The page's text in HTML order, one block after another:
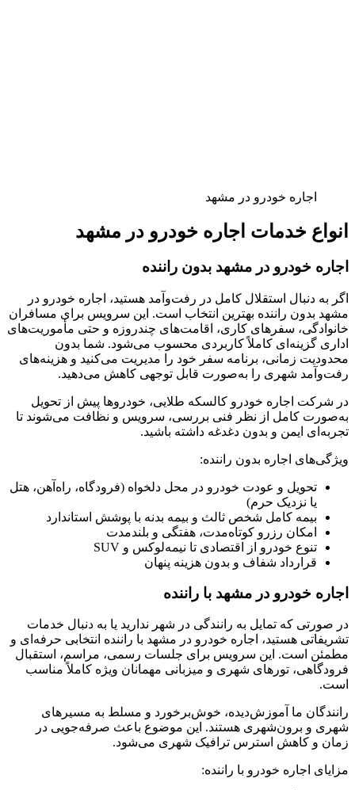
اجاره خودرو در مشهد
انواع خدمات اجاره خودرو در مشهد
اجاره خودرو در مشهد بدون راننده
اگر به دنبال استقلال کامل در رفت‌وآمد هستید، اجاره خودرو در
مشهد بدون راننده بهترین انتخاب است. این سرویس برای مسافران
خانوادگی، سفرهای کاری، اقامت‌های چندروزه و حتی مأموریت‌های
اداری گزینه‌ای کاملاً کاربردی محسوب می‌شود. شما بدون
محدودیت زمانی، برنامه سفر خود را مدیریت می‌کنید و هزینه‌های
رفت‌وآمد شهری را به‌صورت قابل توجهی کاهش می‌دهید.
در شرکت اجاره خودرو کالسکه طلایی، خودروها پیش از تحویل
به‌صورت کامل از نظر فنی بررسی، سرویس و نظافت می‌شوند تا
تجربه‌ای ایمن و بدون دغدغه داشته باشید.
ویژگی‌های اجاره بدون راننده:
تحویل و عودت خودرو در محل دلخواه (فرودگاه، راه‌آهن، هتل
یا نزدیک حرم)
بیمه کامل شخص ثالث و بیمه بدنه با پوشش استاندارد
امکان رزرو کوتاه‌مدت، هفتگی و بلندمدت
تنوع خودرو از اقتصادی تا نیمه‌لوکس و SUV
قرارداد شفاف و بدون هزینه پنهان
اجاره خودرو در مشهد با راننده
در صورتی که تمایل به رانندگی در شهر ندارید یا به دنبال خدمات
تشریفاتی هستید، اجاره خودرو در مشهد با راننده انتخابی حرفه‌ای و
مطمئن است. این سرویس برای جلسات رسمی، مراسم، استقبال
فرودگاهی، تورهای شهری و میزبانی مهمانان ویژه کاملاً مناسب
است.
رانندگان ما آموزش‌دیده، خوش‌برخورد و مسلط به مسیرهای
شهری و برون‌شهری هستند. این موضوع باعث صرفه‌جویی در
زمان و کاهش استرس ترافیک شهری می‌شود.
مزایای اجاره خودرو با راننده: